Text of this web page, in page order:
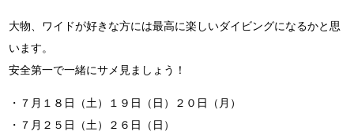
大物、ワイドが好きな方には最高に楽しいダイビングになるかと思
います。
安全第一で一緒にサメ見ましょう！
・７月１８日（土）１９日（日）２０日（月）
・７月２５日（土）２６日（日）